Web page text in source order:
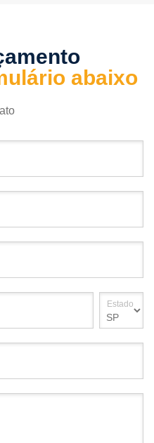
abaixo
Estado